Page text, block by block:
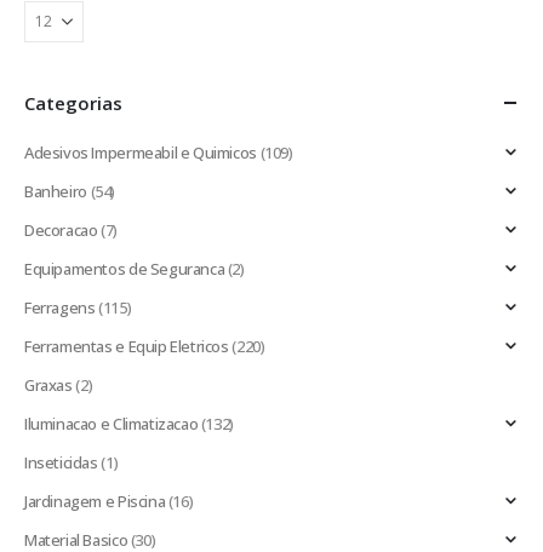
Categorias
Adesivos Impermeabil e Quimicos (109)
Banheiro (54)
Decoracao(7)
Equipamentos de Seguranca(2)
Ferragens(115)
Ferramentas e Equip Eletricos(220)
Graxas(2)
Iluminacao e Climatizacao(132)
Inseticidas(1)
Jardinagem e Piscina(16)
Material Basico(30)